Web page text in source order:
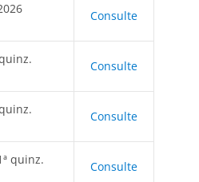
Consulte
Consulte
Consulte
quinz. Consulte